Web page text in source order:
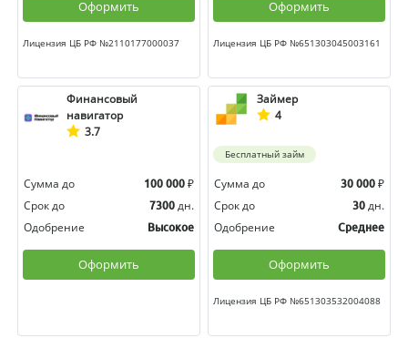
Оформить
Лицензия ЦБ РФ №2110177000037
Оформить
Лицензия ЦБ РФ №651303045003161
Финансовый
навигатор
3.7
Сумма до 100 000 ₽
Срок до
7300 дн.
Одобрение
Высокое
Оформить
Займер
4
Бесплатный займ
Сумма до 30 000 ₽
Срок до
30 дн.
Одобрение
Среднее
Оформить
Лицензия ЦБ РФ №651303532004088